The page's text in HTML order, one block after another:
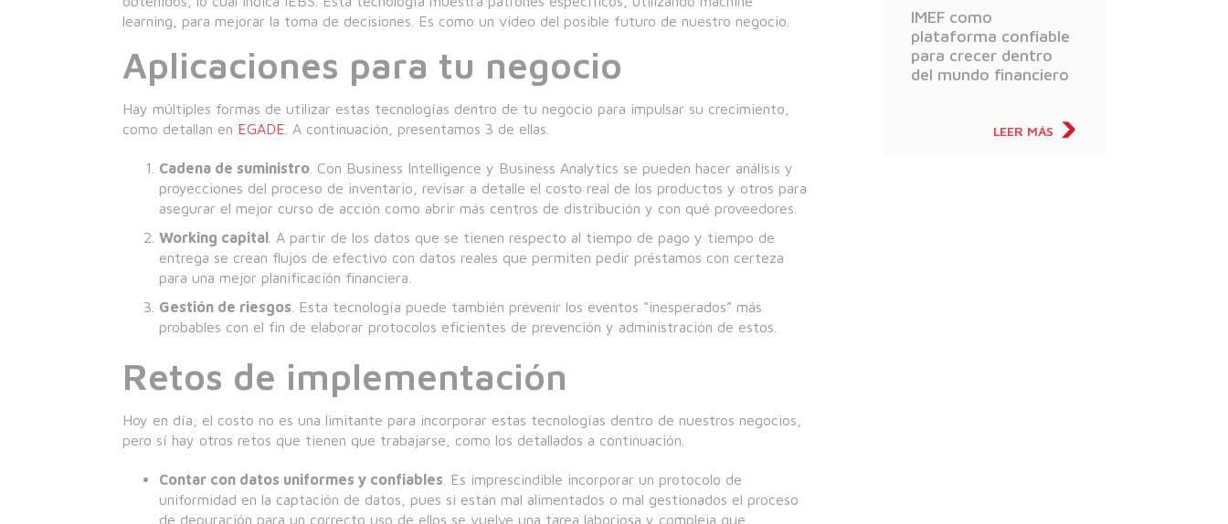
learning, para mejorar la toma de decisiones. Es como un video del posible futuro de nuestro negocio.
Aplicaciones para tu negocio
Hay múltiples formas de utilizar estas tecnologías dentro de tu negocio para impulsar su crecimiento,
como detallan en EGADE . A continuación, presentamos 3 de ellas.
Cadena de suministro. Con Business Intelligence y Business Analytics se pueden hacer análisis y
proyecciones del proceso de inventario, revisar a detalle el costo real de los productos y otros para
asegurar el mejor curso de acción como abrir más centros de distribución y con qué proveedores.
Working capital
. A partir de los datos que se tienen respecto al tiempo de pago y tiempo de
entrega se crean flujos de efectivo con datos reales que permiten pedir préstamos con certeza
para una mejor planificación financiera.
Gestión de riesgos . Esta tecnología puede también prevenir los eventos “inesperados” más
probables con el fin de elaborar protocolos eficientes de prevención y administración de estos.
Retos de implementación
Hoy en día, el costo no es una limitante para incorporar estas tecnologías dentro de nuestros negocios,
pero sí hay otros retos que tienen que trabajarse, como los detallados a continuación.
Contar con datos uniformes y confiables . Es imprescindible incorporar un protocolo de
uniformidad en la captación de datos, pues si están mal alimentados o mal gestionados el proceso
de depuración para un correcto uso de ellos se vuelve una tarea laboriosa y compleja que
IMEF como
plataforma confiable
para crecer dentro
del mundo financiero
LEER MÁS